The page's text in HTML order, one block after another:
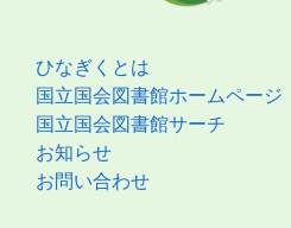
ひなぎくとは
国立国会図書館ホームページ
国立国会図書館サーチ
お知らせ
お問い合わせ